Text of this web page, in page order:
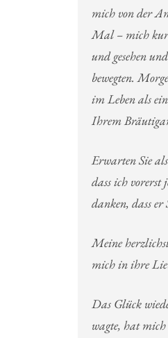
mich von der
Mal – mich
und gesehen
bewegten.
im Leben als
Ihrem
Erwarten Sie
dass ich
danken, dass er
Meine
mich in ihre
Das Glück
wagte, hat mich